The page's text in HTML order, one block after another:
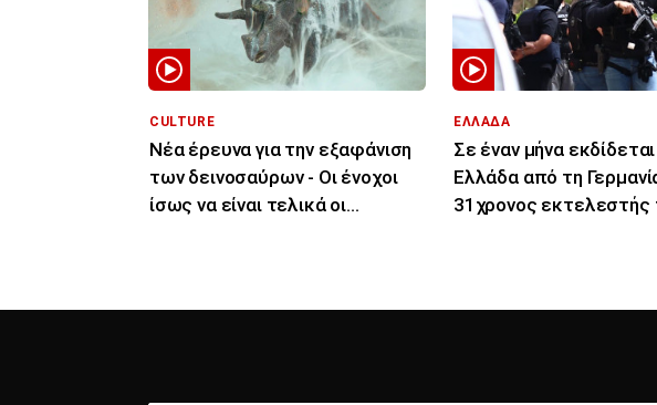
CULTURE
Νέα έρευνα για την εξαφάνιση
των δεινοσαύρων - Οι ένοχοι
ίσως να είναι τελικά οι
ΕΛΛΑΔΑ
Σε έναν μήνα
Ελλάδα από τη
31χρονος εκτελεστής